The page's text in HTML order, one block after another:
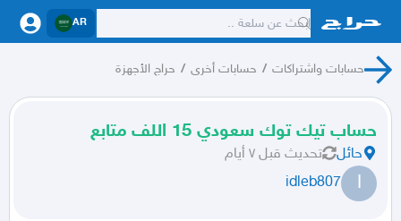
AR
حسابات واشتراكات / حسابات أخرى / حراج الأجهزة
حساب تيك توك سعودي 15 اللف متابع
حائل تحديث قبل ٧ أيام
I
idleb807